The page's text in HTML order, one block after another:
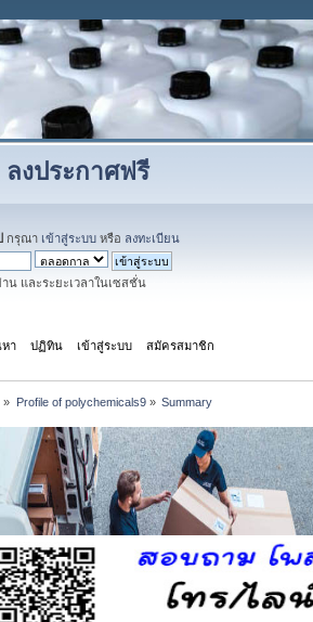
งประกาศฟรี
กรุณา เข้าสู่ระบบ หรือ ลงทะเบียน
น และระยะเวลาในเซสชั่น
า ปฏิทิน เข้าสู่ระบบ สมัครสมาชิก
» Profile of polychemicals9» Summary